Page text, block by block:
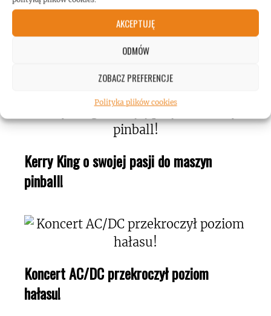
AKCEPTUJĘ
ODMÓW
ZOBACZ PREFERENCJE
Polityka plików cookies
Mężczyzna wspiął się na wieżowiec w
Kerry King o swojej pasji do maszyn
pinball!
Koncert AC/DC przekroczył poziom
hałasu!